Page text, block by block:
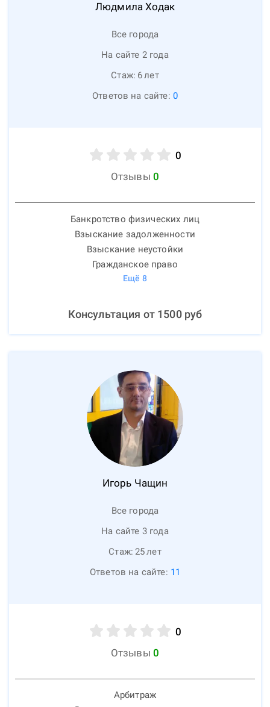
Людмила Ходак
Все города
На сайте 2 года
Стаж: 6лет
Ответов на сайте: 0
0
Отзывы 0
Банкротство физических лиц
Взыскание задолженности
Взыскание неустойки
Гражданское право
Ещё 8
Консультация от 1500руб
Игорь Чащин
Все города
На сайте 3 года
Стаж: 25лет
Ответов на сайте: 11
0
Отзывы 0
Арбитраж